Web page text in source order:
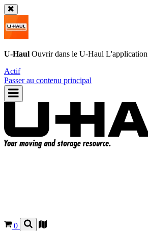
U-Haul Ouvrir dans le U-Haul L'application
Actif
Passer au contenu principal
0